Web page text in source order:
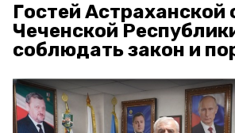
Гостей Астраханской
Чеченской
соблюдать закон и